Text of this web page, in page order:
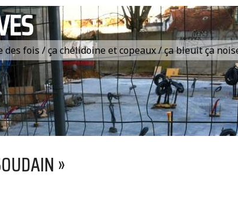
des fois / ça chélidoine et copeaux / ça bleuit ça
»